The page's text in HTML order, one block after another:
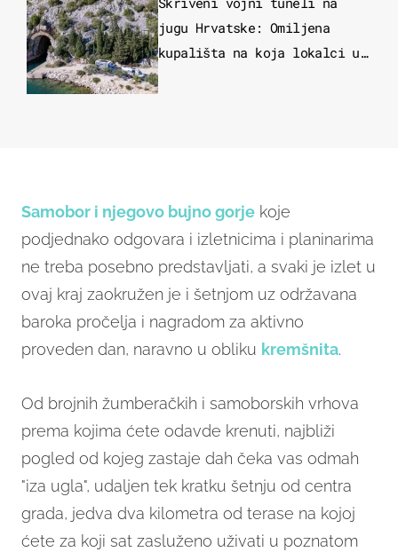
jugu Hrvatske: Omiljena
kupališta na koja lokalci u
Samobor i njegovo bujno gorje koje
podjednako odgovara i izletnicima i planinarima
ne treba posebno predstavljati, a svaki je izlet u
ovaj kraj zaokružen je i šetnjom uz održavana
baroka pročelja i nagradom za aktivno
proveden dan, naravno u obliku kremšnita.
Od brojnih žumberačkih i samoborskih vrhova
prema kojima ćete odavde krenuti, najbliži
pogled od kojeg zastaje dah čeka vas odmah
"iza ugla", udaljen tek kratku šetnju od centra
grada, jedva dva kilometra od terase na kojoj
ćete za koji sat zasluženo uživati u poznatom